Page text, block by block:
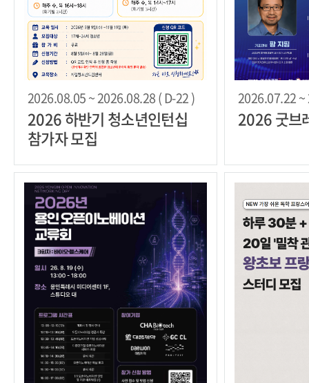
2026.08.05 ~ 2026.08.28 ( D-22 )
2026 하반기 청소년인턴십
참가자 모집
2026.07.22 ~
2026 굿브